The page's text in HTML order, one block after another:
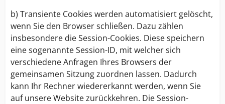
b) Transiente Cookies werden automatisiert gelöscht,
wenn Sie den Browser schließen. Dazu zählen
insbesondere die Session-Cookies. Diese speichern
eine sogenannte Session-ID, mit welcher sich
verschiedene Anfragen Ihres Browsers der
gemeinsamen Sitzung zuordnen lassen. Dadurch
kann Ihr Rechner wiedererkannt werden, wenn Sie
auf unsere Website zurückkehren. Die Session-